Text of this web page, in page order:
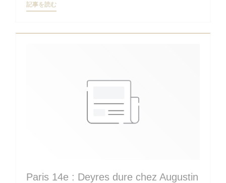
記事を読む((新しいウィンドウで開きます))
Paris 14e : Deyres dure chez Augustin